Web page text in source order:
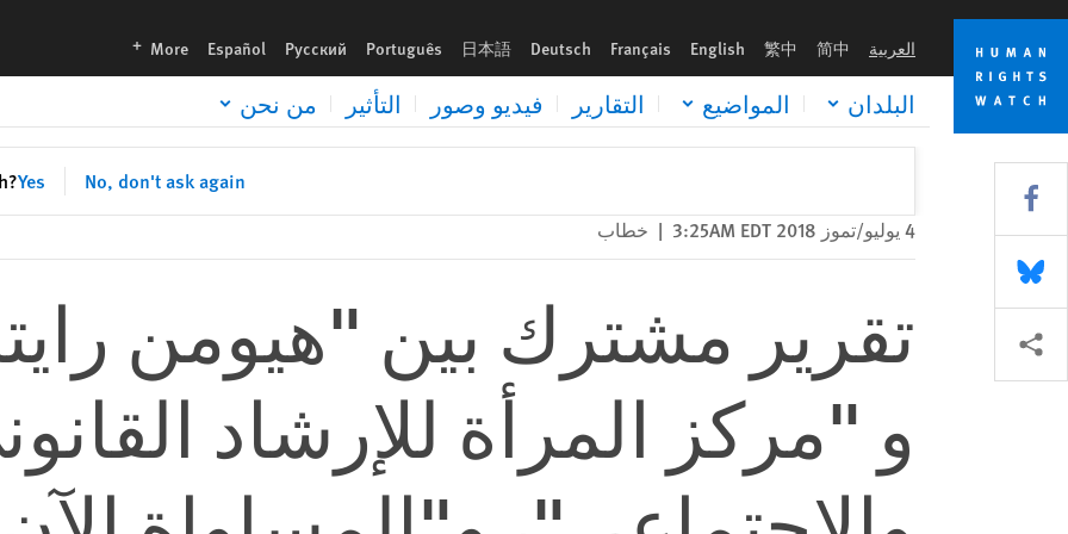
Skip
cookie
privacy
notice
Skip
main
content
العربية 简中
繁中
English
Français
Deutsch
日本語
Português
Русский
Español
More
languages
البلدان المواضيع التقارير فيديو وصور التأثير من نحن
Yes No, don't ask again
4 يوليو/تموز 2018 3:25AM EDT | خطاب
تقرير مشترك بين "هيومن
و "مركز المرأة للإرشاد
Share this via Facebook
Share this via Bluesky
Share this via مشاركة